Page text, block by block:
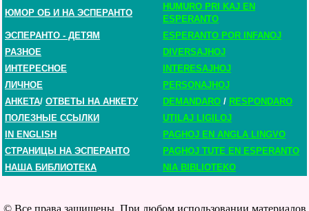
ЮМОР ОБ И НА ЭСПЕРАНТО
HUMURO PRI KAJ EN
ESPERANTO
ЭСПЕРАНТО - ДЕТЯМ
ESPERANTO POR INFANOJ
РАЗНОЕ
DIVERSAJHOJ
ИНТЕРЕСНОЕ
INTERESAJHOJ
ЛИЧНОЕ
PERSONAJHOJ
АНКЕТА/ ОТВЕТЫ НА АНКЕТУ DEMANDARO / RESPONDARO
ПОЛЕЗНЫЕ ССЫЛКИ
UTILAJ LIGILOJ
IN ENGLISH
PAGHOJ EN ANGLA LINGVO
СТРАНИЦЫ НА ЭСПЕРАНТО
PAGHOJ TUTE EN ESPERANTO
НАША БИБЛИОТЕКА
NIA BIBLIOTEKO
© Все права защищены. При любом использовании материалов